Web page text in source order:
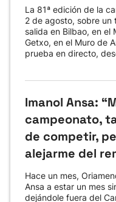
La 81ª edición de la
2 de agosto, sobre un
salida en Bilbao, en el
Getxo, en el Muro de
prueba en directo,
Imanol Ansa:
campeonato,
de competir,
alejarme del
Hace un mes,
Ansa a estar un mes
dejándole fuera del